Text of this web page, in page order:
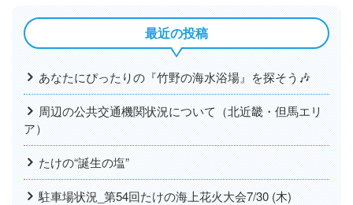
最近の投稿
あなたにぴったりの『竹野の海水浴場』を探そう🎶
周辺の公共交通機関状況について（北近畿・但馬エリ
ア）
たけの“誕生の塩”
駐車場状況_第54回たけの海上花火大会7/30 (木)